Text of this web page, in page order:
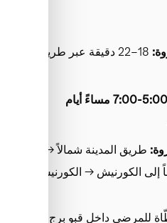
18–22 دقيقة عبر طريق
وقت القيادة في الذروة (5:00-7:00 مساءً أيام
طريق المدينة شمالاً →
إلى الكورنيش → الكورنيش
للمرضى داخل قبو برج